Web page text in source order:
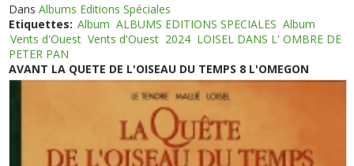
DansAlbums Editions Spéciales
Etiquettes: Album ALBUMS EDITIONS SPECIALES Album
Vents d'Ouest Vents d'Ouest 2024 LOISEL DANS L' OMBRE DE
PETER PAN
AVANT LA QUETE DE L'OISEAU DU TEMPS 8 L'OMEGON